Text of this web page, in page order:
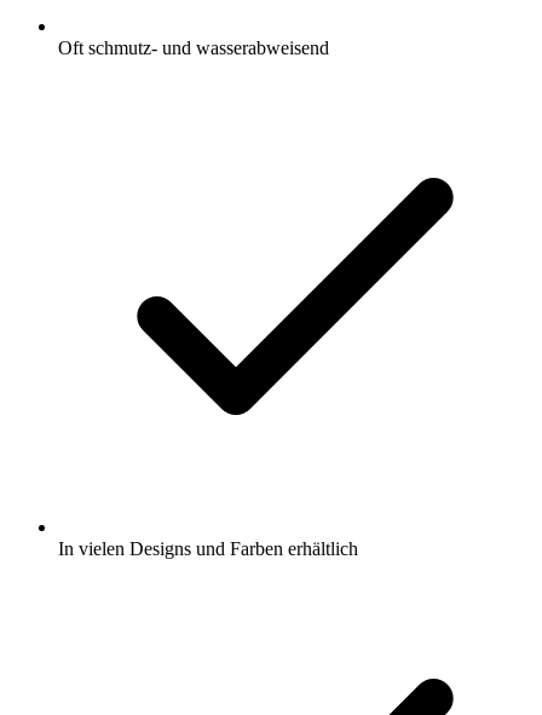
Oft schmutz- und wasserabweisend
In vielen Designs und Farben erhältlich